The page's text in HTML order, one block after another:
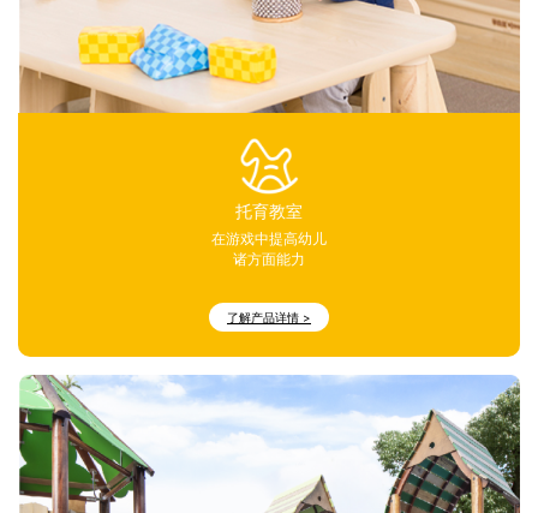
托育教室
在游戏中提高幼儿
诸方面能力
了解产品详情 >